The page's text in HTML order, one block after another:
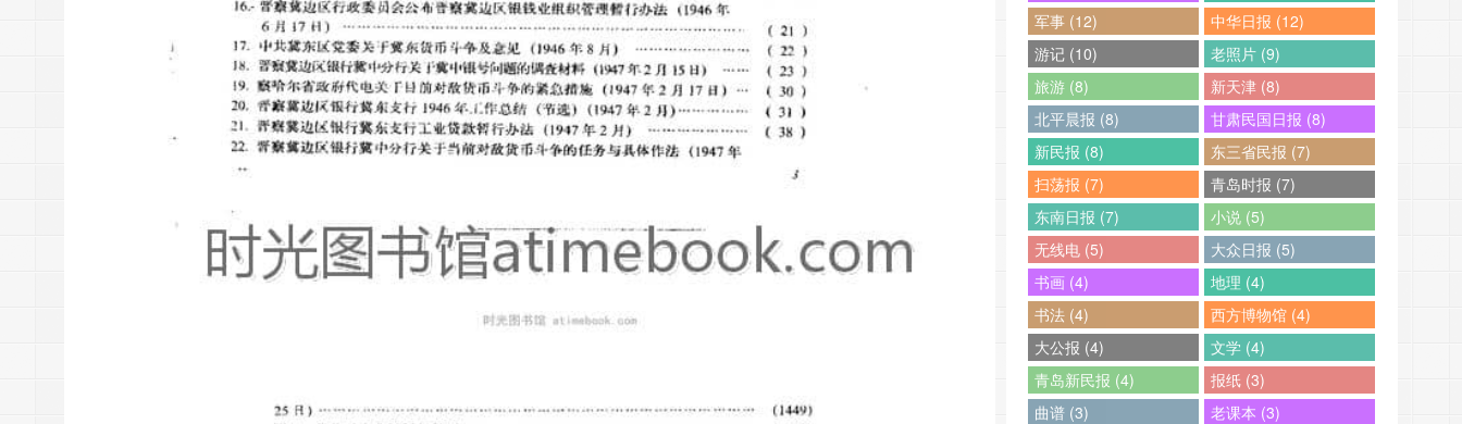
军事 (12)
中华日报 (12)
游记 (10)
老照片 (9)
旅游 (8)
新天津 (8)
北平晨报 (8)
甘肃民国日报 (8)
新民报 (8)
东三省民报 (7)
扫荡报 (7)
青岛时报 (7)
东南日报 (7)
小说 (5)
无线电 (5)
大众日报 (5)
书画 (4)
地理 (4)
书法 (4)
西方博物馆 (4)
大公报 (4)
文学 (4)
青岛新民报 (4)
报纸 (3)
曲谱 (3)
老课本 (3)